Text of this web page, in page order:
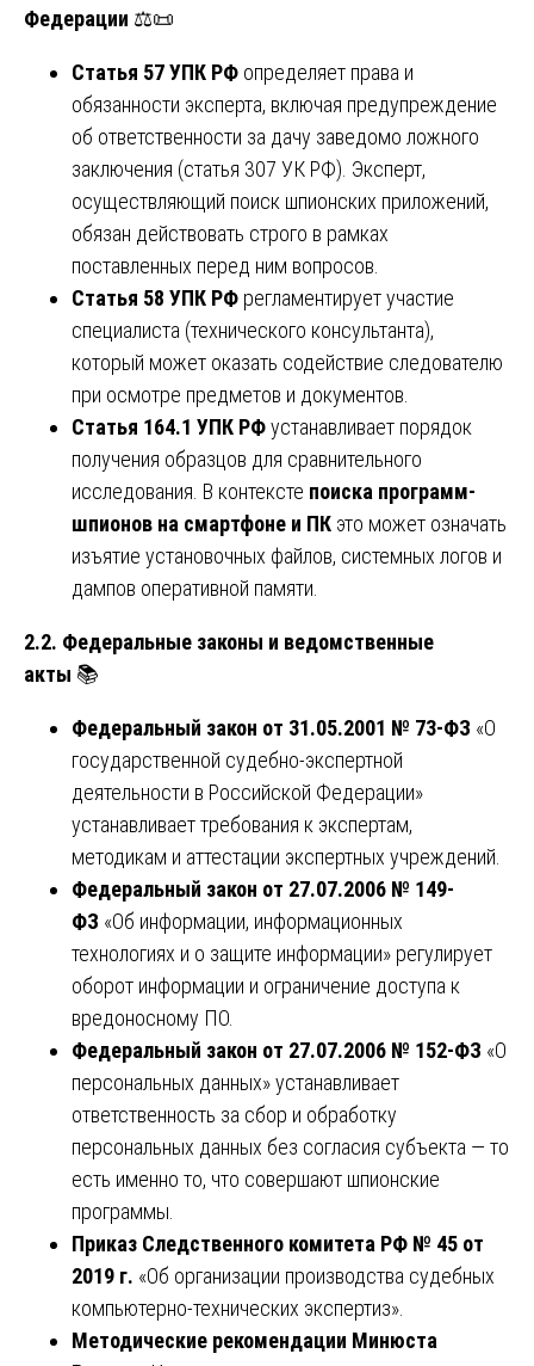
Федерации ⚖️📜
Статья 57 УПК РФ определяет права и
обязанности эксперта, включая предупреждение
об ответственности за дачу заведомо ложного
заключения (статья 307 УК РФ). Эксперт,
осуществляющий поиск шпионских приложений,
обязан действовать строго в рамках
поставленных перед ним вопросов.
Статья 58 УПК РФ регламентирует участие
специалиста (технического консультанта),
который может оказать содействие следователю
при осмотре предметов и документов.
Статья 164.1 УПК РФустанавливает порядок
получения образцов для сравнительного
исследования. В контексте поиска программ-
шпионов на смартфоне и ПК это может означать
изъятие установочных файлов, системных логов и
дампов оперативной памяти.
2.2. Федеральные законы и ведомственные
акты 📚
Федеральный закон от 31.05.2001 № 73-ФЗ «О
государственной судебно-экспертной
деятельности в Российской Федерации»
устанавливает требования к экспертам,
методикам и аттестации экспертных учреждений.
Федеральный закон от 27.07.2006 № 149-
ФЗ «Об информации, информационных
технологиях и о защите информации» регулирует
оборот информации и ограничение доступа к
вредоносному ПО.
Федеральный закон от 27.07.2006 № 152-ФЗ «О
персональных данных» устанавливает
ответственность за сбор и обработку
персональных данных без согласия субъекта — то
есть именно то, что совершают шпионские
программы.
Приказ Следственного комитета РФ № 45 от
2019 г. «Об организации производства судебных
компьютерно-технических экспертиз».
Методические рекомендации Минюста